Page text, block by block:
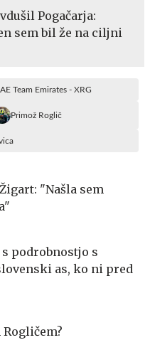
Pogačarja:
sem bil že na ciljni
Team Emirates - XRG
Primož Roglič
"Našla sem
podrobnostjo s
as, ko ni pred